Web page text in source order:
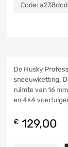
Code:
De Husky
sneeuwketting.
ruimte van 16
en 4×4
€ 129,00